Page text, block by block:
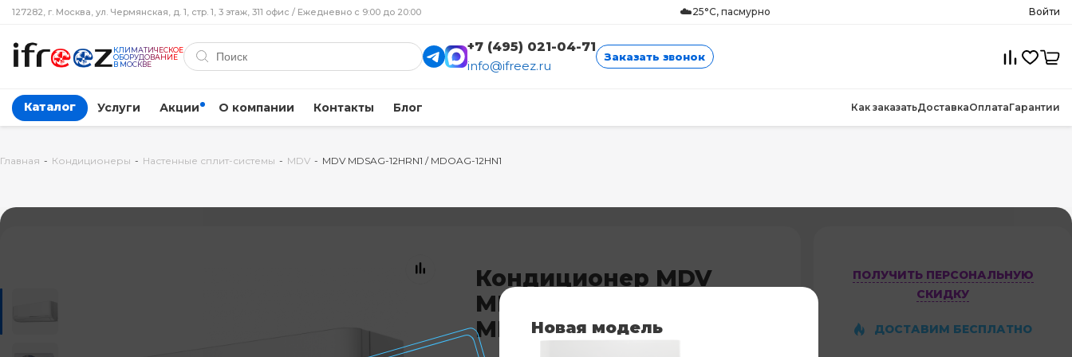
127282, г. Москва, ул. Чермянская, д. 1, стр. 1, 3 этаж, 311 офис / Ежедневно с 9:00 до 20:00 ☁️25°C, пасмурно Войти
КЛИМАТИЧЕСКОЕ
ОБОРУДОВАНИЕ
В МОСКВЕ
+7 (495) 021-04-71
info@ifreez.ru
Заказать звонок
Каталог Услуги Акции О компании Контакты Блог Как заказатьДоставкаОплатаГарантии
Главная - Кондиционеры - Настенные сплит-системы - MDV - MDV MDSAG-12HRN1 / MDOAG-12HN1
Кондиционер MDV
MDSAG-12HRN1 /
MDOAG-12HN1
ПОЛУЧИТЬ ПЕРСОНАЛЬНУЮ
СКИДКУ
ДОСТАВИМ БЕСПЛАТНО
Новая модель